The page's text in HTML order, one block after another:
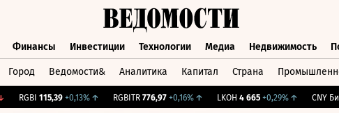
Финансы Инвестиции Технологии Медиа Недвижимость
Город Ведомости& Аналитика Капитал Страна
RGBI 115,39 +0,13%↑ RGBITR 776,97 +0,16%↑ LKOH 4 665 +0,29%↑ CNY